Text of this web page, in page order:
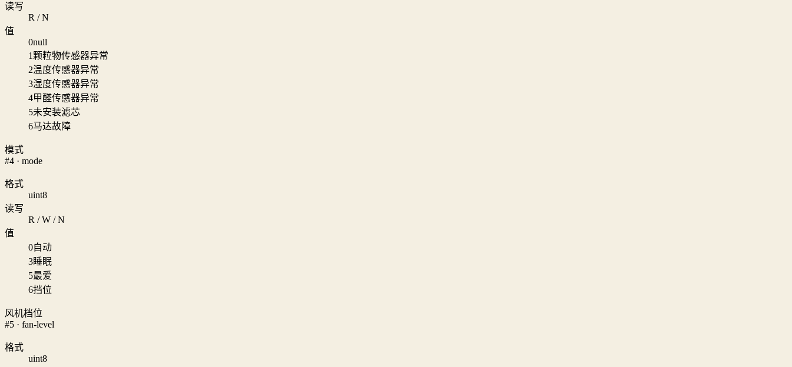
读写
R / N
值
0null
1颗粒物传感器异常
2温度传感器异常
3湿度传感器异常
4甲醛传感器异常
5未安装滤芯
6马达故障
模式
#4 · mode
格式
uint8
读写
R / W / N
值
0自动
3睡眠
5最爱
6挡位
风机档位
#5 · fan-level
格式
uint8